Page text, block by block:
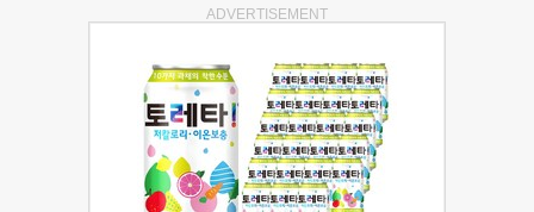
ADVERTISEMENT